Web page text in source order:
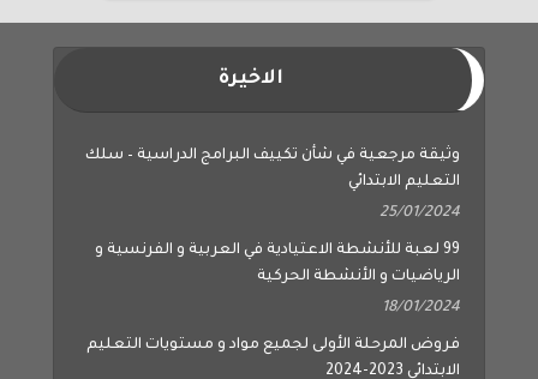
الاخيرة
وثيقة مرجعية في شأن تكييف البرامج الدراسية – سلك
التعليم الابتدائي
25/01/2024
99 لعبة للأنشطة الاعتيادية في العربية و الفرنسية و
الرياضيات و الأنشطة الحركية
18/01/2024
فروض المرحلة الأولى لجميع مواد و مستويات التعليم
الابتدائي 2023-2024